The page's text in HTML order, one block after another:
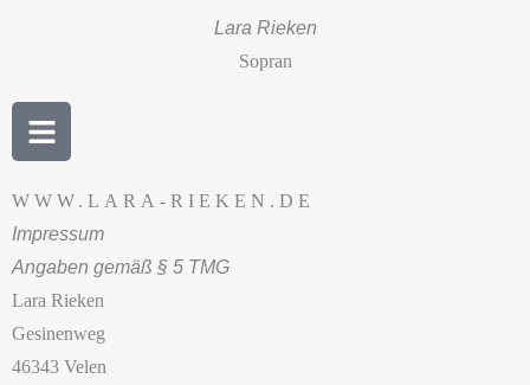
Lara Rieken
Sopran
B
a
s
WWW.LARA-RIEKEN.DE
Impressum
Angaben gemäß § 5 TMG
Lara Rieken
Gesinenweg
46343 Velen